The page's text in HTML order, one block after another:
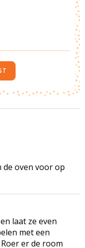
de oven voor op
laat ze even
met een
er de room